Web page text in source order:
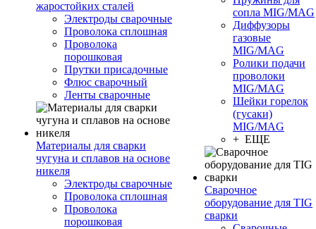
жаростойких сталей
Электроды сварочные
Проволока сплошная
Проволока
порошковая
Прутки присадочные
Флюс сварочный
Ленты сварочные
Материалы для сварки
чугуна и сплавов на основе
никеля
Электроды сварочные
Проволока сплошная
Проволока
порошковая
сопла MIG/MAG
Диффузоры
газовые
MIG/MAG
Ролики подачи
проволоки
MIG/MAG
Шейки горелок
(гусаки)
MIG/MAG
+ ЕЩЕ
Сварочное
оборудование для TIG
сварки